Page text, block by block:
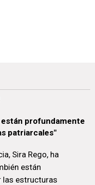
profundamente
patriarcales"
Sira Rego, ha
están
las estructuras